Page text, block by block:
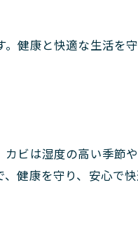
健康と快適な生活を
ビは湿度の高い季節
健康を守り、安心で快